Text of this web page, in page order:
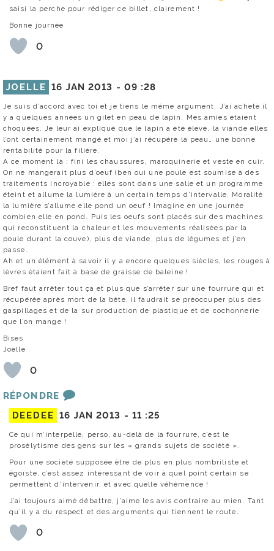
saisi la perche pour rédiger ce billet, clairement !
Bonne journée
0
JOELLE 16 JAN 2013 - 09 :28
Je suis d’accord avec toi et je tiens le même argument. J’ai acheté il
y a quelques années un gilet en peau de lapin. Mes amies étaient
choquées. Je leur ai expliqué que le lapin a été élevé, la viande elles
l’ont certainement mangé et moi j’ai récupéré la peau… une bonne
rentabilité pour la filière.
A ce moment là : fini les chaussures, maroquinerie et veste en cuir.
On ne mangerait plus d’oeuf (ben oui une poule est soumise à des
traitements incroyable : elles sont dans une salle et un programme
éteint et allume la lumière à un certain temps d’intervalle. Moralité
la lumière s’allume elle pond un oeuf ! Imagine en une journée
combien elle en pond. Puis les oeufs sont placés sur des machines
qui reconstituent la chaleur et les mouvements réalisées par la
poule durant la couve), plus de viande, plus de légumes et j’en
passe.
Ah et un élément à savoir il y a encore quelques siècles, les rouges à
lèvres étaient fait à base de graisse de baleine !
Bref faut arrêter tout ça et plus que s’arrêter sur une fourrure qui et
récupérée après mort de la bête, il faudrait se préoccuper plus des
gaspillages et de la sur production de plastique et de cochonnerie
que l’on mange !
Bises
Joelle
0
RÉPONDRE
DEEDEE 16 JAN 2013 - 11 :25
Ce qui m’interpelle, perso, au-delà de la fourrure, c’est le
prosélytisme des gens sur les « grands sujets de société ».
Pour une société supposée être de plus en plus nombriliste et
égoïste, c’est assez intéressant de voir à quel point certain se
permettent d’intervenir, et avec quelle véhémence !
J’ai toujours aimé débattre, j’aime les avis contraire au mien. Tant
qu’il y a du respect et des arguments qui tiennent le route…
0